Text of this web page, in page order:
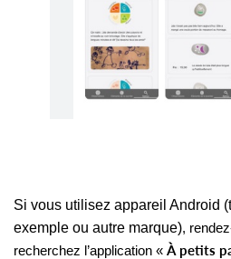
Si vous utilisez appareil Android
exemple ou autre marque),
recherchez l’application « À petits